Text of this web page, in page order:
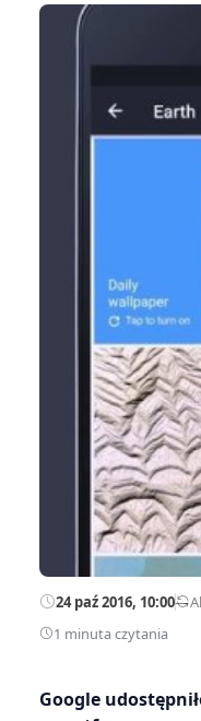
24 paź 2016, 10:00—
1 minuta czytania
Google